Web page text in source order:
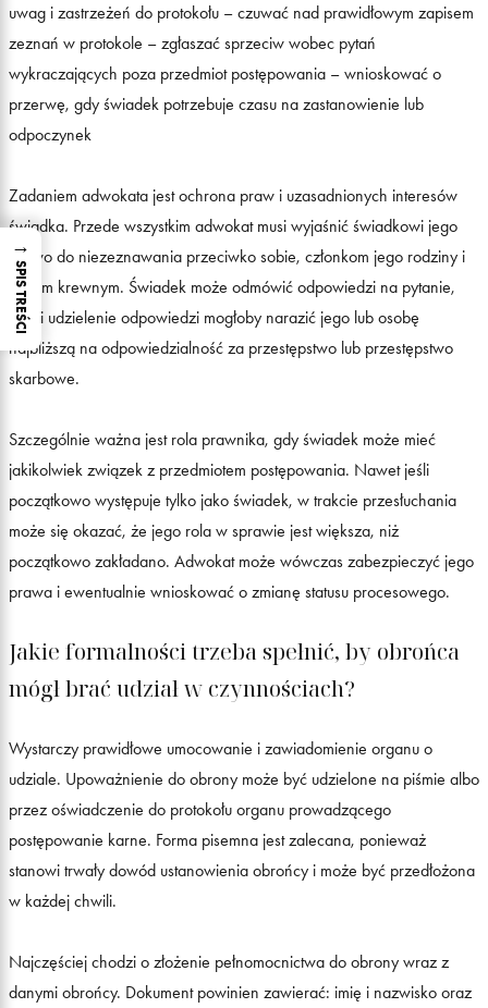
uwag i zastrzeżeń do protokołu – czuwać nad prawidłowym zapisem
zeznań w protokole – zgłaszać sprzeciw wobec pytań
wykraczających poza przedmiot postępowania – wnioskować o
przerwę, gdy świadek potrzebuje czasu na zastanowienie lub
odpoczynek
Zadaniem adwokata jest ochrona praw i uzasadnionych interesów
świadka. Przede wszystkim adwokat musi wyjaśnić świadkowi jego
prawo do niezeznawania przeciwko sobie, członkom jego rodziny i
bliskim krewnym. Świadek może odmówić odpowiedzi na pytanie,
jeżeli udzielenie odpowiedzi mogłoby narazić jego lub osobę
najbliższą na odpowiedzialność za przestępstwo lub przestępstwo
skarbowe.
Szczególnie ważna jest rola prawnika, gdy świadek może mieć
jakikolwiek związek z przedmiotem postępowania. Nawet jeśli
początkowo występuje tylko jako świadek, w trakcie przesłuchania
może się okazać, że jego rola w sprawie jest większa, niż
początkowo zakładano. Adwokat może wówczas zabezpieczyć jego
prawa i ewentualnie wnioskować o zmianę statusu procesowego.
Jakie formalności trzeba spełnić, by obrońca
mógł brać udział w czynnościach?
Wystarczy prawidłowe umocowanie i zawiadomienie organu o
udziale. Upoważnienie do obrony może być udzielone na piśmie albo
przez oświadczenie do protokołu organu prowadzącego
postępowanie karne. Forma pisemna jest zalecana, ponieważ
stanowi trwały dowód ustanowienia obrońcy i może być przedłożona
w każdej chwili.
Najczęściej chodzi o złożenie pełnomocnictwa do obrony wraz z
danymi obrońcy. Dokument powinien zawierać: imię i nazwisko oraz
→
SPIS TREŚCI